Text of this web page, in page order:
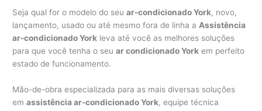
Seja qual for o modelo do seuar-condicionado York, novo,
lançamento, usado ou até mesmo fora de linha a Assistência
ar-condicionado York leva até você as melhores soluções
para que você tenha o seuar condicionado York em perfeito
estado de funcionamento.
Mão-de-obra especializada para as mais diversas soluções
emassistência ar-condicionado York, equipe técnica